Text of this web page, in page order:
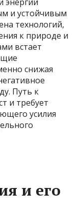
и устойчивым
технологий,
к природе и
встает
снижая
Путь к
и требует
усилия
и его